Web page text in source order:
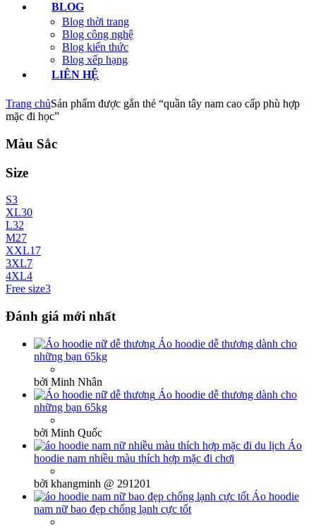
BLOG
Blog thời trang
Blog công nghệ
Blog kiến thức
Blog xếp hạng
LIÊN HỆ
Trang chủSản phẩm được gắn thẻ “quần tây nam cao cấp phù hợp
mặc đi học”
Màu Sắc
Size
S3
XL30
L32
M27
XXL17
3XL7
4XL4
Free size3
Đánh giá mới nhất
Áo hoodie dễ thương dành cho
những bạn 65kg
bởi Minh Nhân
Áo hoodie dễ thương dành cho
những bạn 65kg
bởi Minh Quốc
Áo
hoodie nam nhiều màu thích hợp mặc đi chơi
bởi khangminh @ 291201
Áo hoodie
nam nữ bao đẹp chống lạnh cực tốt